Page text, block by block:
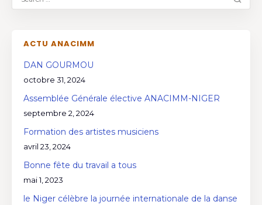
ACTU ANACIMM
DAN GOURMOU
octobre 31, 2024
Assemblée Générale élective ANACIMM-NIGER
septembre 2, 2024
Formation des artistes musiciens
avril 23, 2024
Bonne fête du travail a tous
mai 1, 2023
le Niger célèbre la journée internationale de la danse